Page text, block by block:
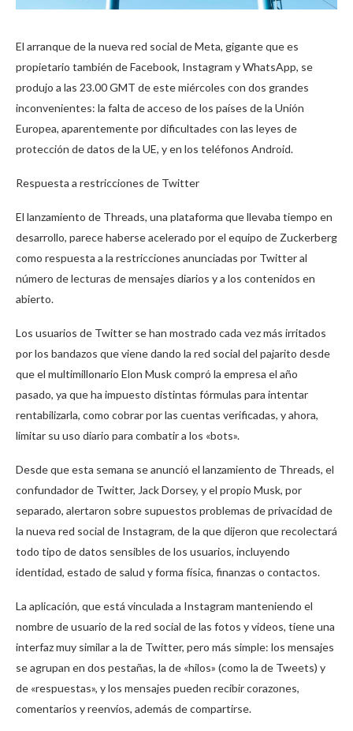
El arranque de la nueva red social de Meta, gigante que es
propietario también de Facebook, Instagram y WhatsApp, se
produjo a las 23.00 GMT de este miércoles con dos grandes
inconvenientes: la falta de acceso de los países de la Unión
Europea, aparentemente por dificultades con las leyes de
protección de datos de la UE, y en los teléfonos Android.
Respuesta a restricciones de Twitter
El lanzamiento de Threads, una plataforma que llevaba tiempo en
desarrollo, parece haberse acelerado por el equipo de Zuckerberg
como respuesta a la restricciones anunciadas por Twitter al
número de lecturas de mensajes diarios y a los contenidos en
abierto.
Los usuarios de Twitter se han mostrado cada vez más irritados
por los bandazos que viene dando la red social del pajarito desde
que el multimillonario Elon Musk compró la empresa el año
pasado, ya que ha impuesto distintas fórmulas para intentar
rentabilizarla, como cobrar por las cuentas verificadas, y ahora,
limitar su uso diario para combatir a los «bots».
Desde que esta semana se anunció el lanzamiento de Threads, el
confundador de Twitter, Jack Dorsey, y el propio Musk, por
separado, alertaron sobre supuestos problemas de privacidad de
la nueva red social de Instagram, de la que dijeron que recolectará
todo tipo de datos sensibles de los usuarios, incluyendo
identidad, estado de salud y forma física, finanzas o contactos.
La aplicación, que está vinculada a Instagram manteniendo el
nombre de usuario de la red social de las fotos y videos, tiene una
interfaz muy similar a la de Twitter, pero más simple: los mensajes
se agrupan en dos pestañas, la de «hilos» (como la de Tweets) y
de «respuestas», y los mensajes pueden recibir corazones,
comentarios y reenvíos, además de compartirse.